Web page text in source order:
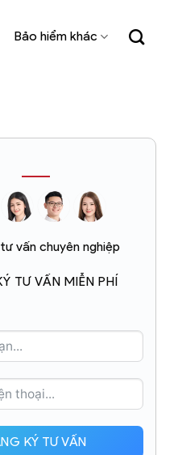
Bảo hiểm khác
vấn chuyên nghiệp
TƯ VẤN MIỄN PHÍ
KÝ TƯ VẤN